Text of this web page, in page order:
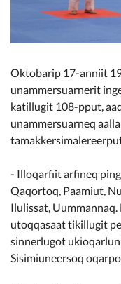
Oktobarip 17-anniit
unammersuarnerit
katillugit 108-pput,
unammersuarneq
- Illoqarfiit arfineq
Qaqortoq, Paamiut,
Ilulissat,
utoqqasaat tikillugit
sinnerlugot
Sisimiuneersoq